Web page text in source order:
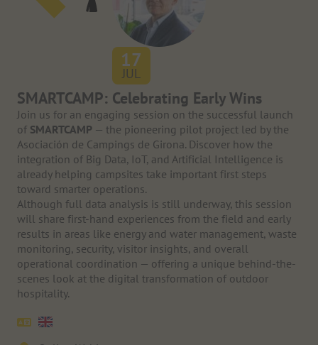
17
JUL
SMARTCAMP: Celebrating Early Wins
Join us for an engaging session on the successful launch
of SMARTCAMP — the pioneering pilot project led by the
Asociación de Campings de Girona. Discover how the
integration of Big Data, IoT, and Artificial Intelligence is
already helping campsites take important first steps
toward smarter operations.
Although full data analysis is still underway, this session
will share first-hand experiences from the field and early
results in areas like energy and water management, waste
monitoring, security, visitor insights, and overall
operational coordination — offering a unique behind-the-
scenes look at the digital transformation of outdoor
hospitality.